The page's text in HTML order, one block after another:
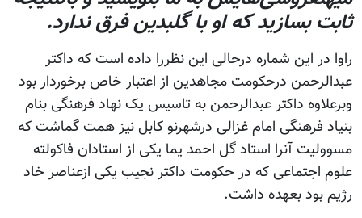
ثابت‌ بسازید كه‌ او با گلبدین‌ فرق‌ ندارد.
راوا در این شماره درحالی این نظررا داده است که داکتر
عبدالرحمن درحکومت مجاهدین از اعتبار خاص برخوردار بود
وبرعلاوه داکتر عبدالرحمن به تاسیس یک نهاد فرهنگی بنام
بنیاد فرهنگی امام غزالی درشهرنو کابل نیز همت گماشت که
مسوولیت آنرا استاد گل احمد یما یکی از استادان فاکولته
علوم اجتماعی که در حکومت داکتر نجیب یکی ازعناصر خاد
رژیم بود بعهده داشت.